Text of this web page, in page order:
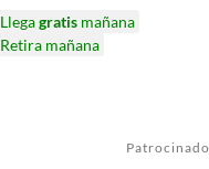
Llegagratismañana
Retira mañana
Patrocinado